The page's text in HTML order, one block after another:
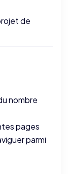
de
nombre
pages
parmi